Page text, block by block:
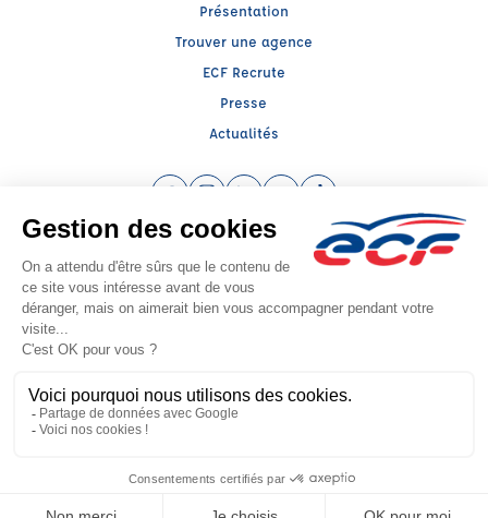
Présentation
Trouver une agence
ECF Recrute
Presse
Actualités
Instagram (nouvelle fenêtre)
LinkedIn (nouvelle fenêtre)
YouTube (nouvelle fenêtre)
TikTok (nouvelle
Raison sociale : SYNERGIE - Capital social: 5000€
SIREN: 453941494 - Numéro de TVA intracommunautaire: FR 75 453941494
Agrément n°E0908804300
Siège social : 14 C, Place des Déportés , GERARDMER (88400) - Représentant